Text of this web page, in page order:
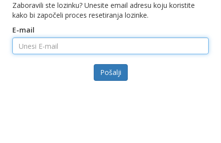
Zaboravili ste lozinku? Unesite email adresu koju koristite
kako bi započeli proces resetiranja lozinke.
E-mail
Pošalji